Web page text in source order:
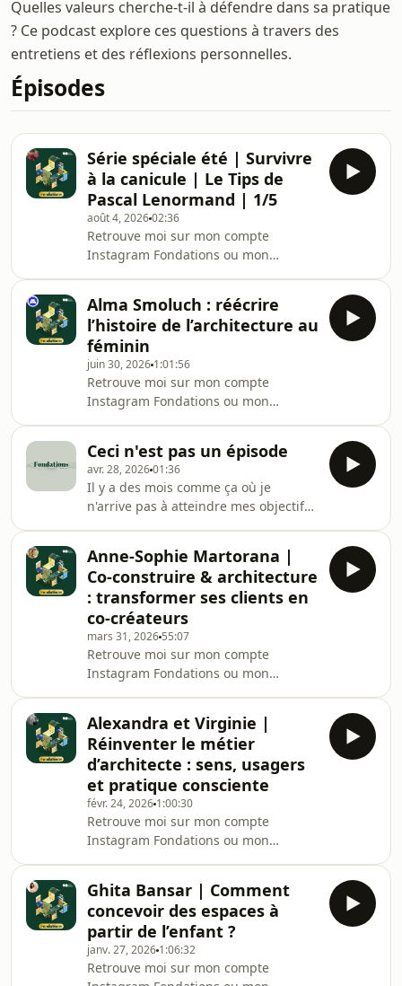
Quelles valeurs cherche-t-il à défendre dans sa pratique
? Ce podcast explore ces questions à travers des
entretiens et des réflexions personnelles.
Épisodes
Série spéciale été | Survivre
à la canicule | Le Tips de
Pascal Lenormand | 1/5
août 4, 202602:36
Retrouve moi sur mon compte
Instagram Fondations ou mon
le meilleur moyen de limiter la
surchauffe d'un bâtiment... c'est de
s'y préparer plusieurs jours à
l'avance.Dans ce premier format
court, découvrez un conseil simple,
concret et immédiatement applicable
: piloter son logement en regardant la
météo 5 à 10 jours à l'avanc
Alma Smoluch : réécrire
l’histoire de l’architecture au
féminin
juin 30, 2026 1:01:56
Retrouve moi sur mon compte
Instagram Fondations ou mon
ont toujours participé à la
construction de nos villes ? Dans cet
épisode de Fondations, je reçois Alma
Smoluch, historienne de l’architecture
et créatrice du compte Femmes de
l’architecture.Ensemble, nous
explorons l’invisibilisation des
femmes dans l’histoire de l’arch
Ceci n'est pas un épisode
avr. 28, 202601:36
Il y a des mois comme ça où je
n'arrive pas à atteindre mes objectifs.
sur quels sujets je bosse.D'ici le
prochain épisode, retrouve moi sur
mon compte Instagram Fondations ou
mon
épisodes de Fondations traitent
d’architecture sous
Anne-Sophie Martorana |
Co-construire & architecture
: transformer ses clients en
co-créateurs
mars 31, 2026 55:07
Retrouve moi sur mon compte
Instagram Fondations ou mon
véritable acteur du projet
architectural ?Dans cet épisode de
Fondations, je reçois Anne-Sophie
Martorana, architecte et fondatrice de
NoKutch, un outil innovant qui
bouscule les méthodes traditionnelles
de conception.Fini les allers-retours
interminables.Ici, on parle d
Alexandra et Virginie |
Réinventer le métier
d’architecte : sens, usagers
et pratique consciente
févr. 24, 2026 1:00:30
Retrouve moi sur mon compte
Instagram Fondations ou mon
un nouveau format : une discussion à
plusieurs voix, pensée comme un
laboratoire de réflexion autour du
métier d’architecte.Je reçois Virginie
Fabbro et Alexandra Saunier-Kelleter,
Ghita Bansar | Comment
concevoir des espaces à
partir de l’enfant ?
janv. 27, 2026 1:06:32
Retrouve moi sur mon compte